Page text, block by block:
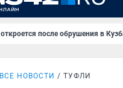
после обрушения в
ВСЕ НОВОСТИ ТУФЛИ